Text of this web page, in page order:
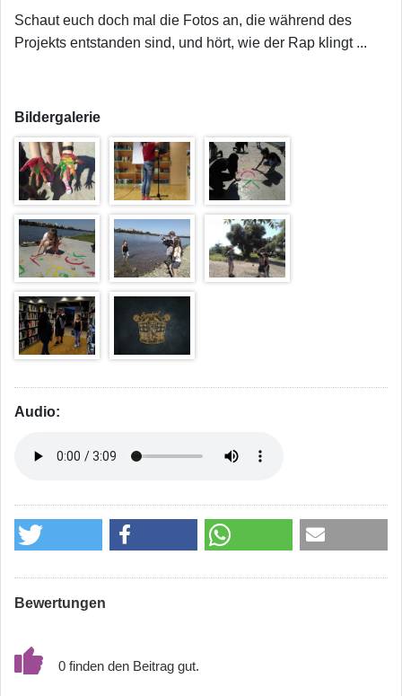
Schaut euch doch mal die Fotos an, die während des
Projekts entstanden sind, und hört, wie der Rap klingt ...
Bildergalerie
Audio:
Bewertungen
0